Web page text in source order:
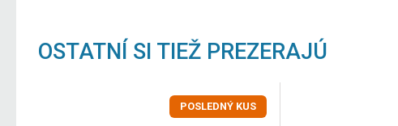
OSTATNÍ SI TIEŽ PREZERAJÚ
POSLEDNÝ KUS